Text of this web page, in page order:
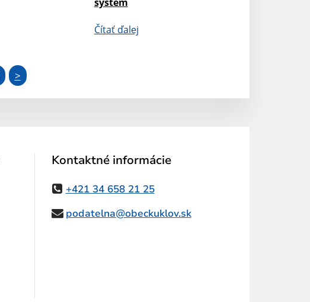
Čítať ďalej
>
Kontaktné informácie
+421 34 658 21 25
podatelna@obeckuklov.sk